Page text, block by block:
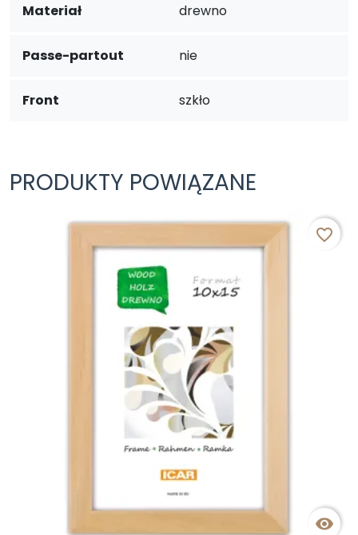
Materiał drewno
Passe-partout nie
Front szkło
PRODUKTY POWIĄZANE

favorite_border